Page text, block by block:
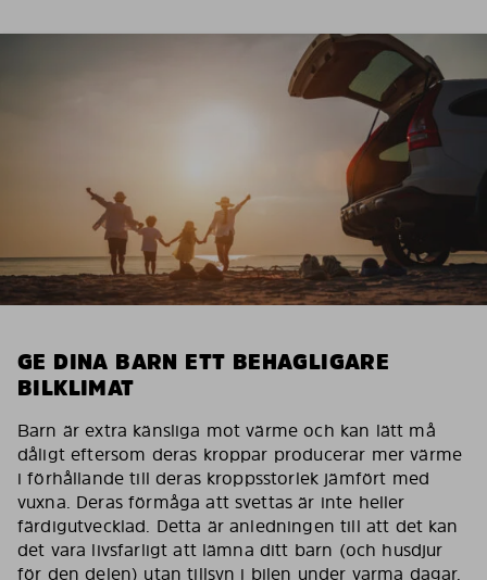
GE DINA BARN ETT BEHAGLIGARE
BILKLIMAT
Barn är extra känsliga mot värme och kan lätt må
dåligt eftersom deras kroppar producerar mer värme
i förhållande till deras kroppsstorlek jämfört med
vuxna. Deras förmåga att svettas är inte heller
färdigutvecklad. Detta är anledningen till att det kan
det vara livsfarligt att lämna ditt barn (och husdjur
för den delen) utan tillsyn i bilen under varma dagar.